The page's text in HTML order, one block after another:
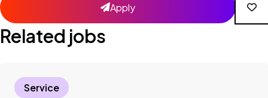
Apply
Related jobs
Service